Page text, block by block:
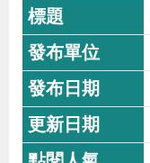
宣
導
專
區
相